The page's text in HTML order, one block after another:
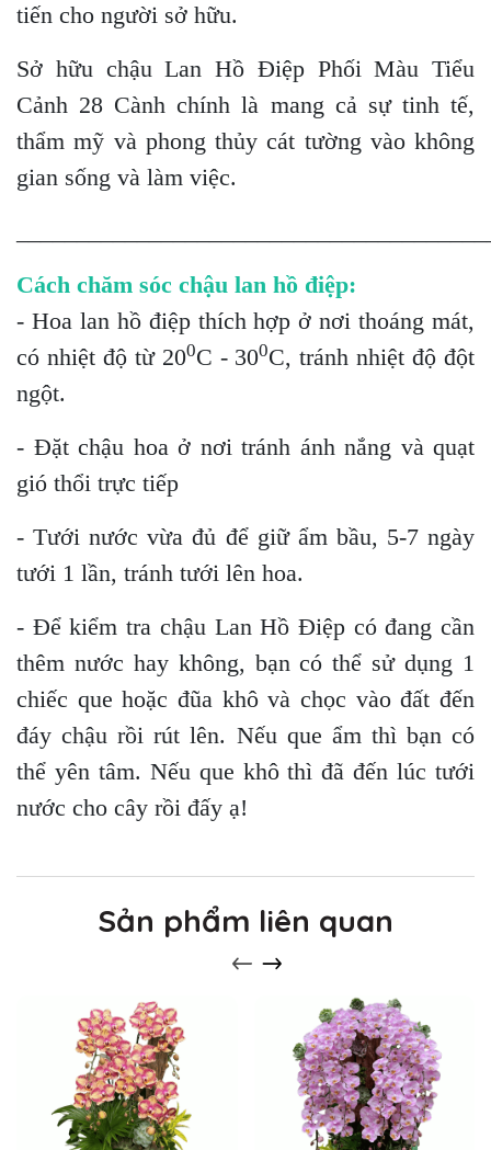
tiến cho người sở hữu.
Sở hữu chậu Lan Hồ Điệp Phối Màu Tiểu
Cảnh 28 Cành chính là mang cả sự tinh tế,
thẩm mỹ và phong thủy cát tường vào không
gian sống và làm việc.
Cách chăm sóc chậu lan hồ điệp:
- Hoa lan hồ điệp thích hợp ở nơi thoáng mát,
có nhiệt độ từ 200C - 300C, tránh nhiệt độ đột
ngột.
- Đặt chậu hoa ở nơi tránh ánh nắng và quạt
gió thổi trực tiếp
- Tưới nước vừa đủ để giữ ẩm bầu, 5-7 ngày
tưới 1 lần, tránh tưới lên hoa.
- Để kiểm tra chậu Lan Hồ Điệp có đang cần
thêm nước hay không, bạn có thể sử dụng 1
chiếc que hoặc đũa khô và chọc vào đất đến
đáy chậu rồi rút lên. Nếu que ẩm thì bạn có
thể yên tâm. Nếu que khô thì đã đến lúc tưới
nước cho cây rồi đấy ạ!
Sản phẩm liên quan